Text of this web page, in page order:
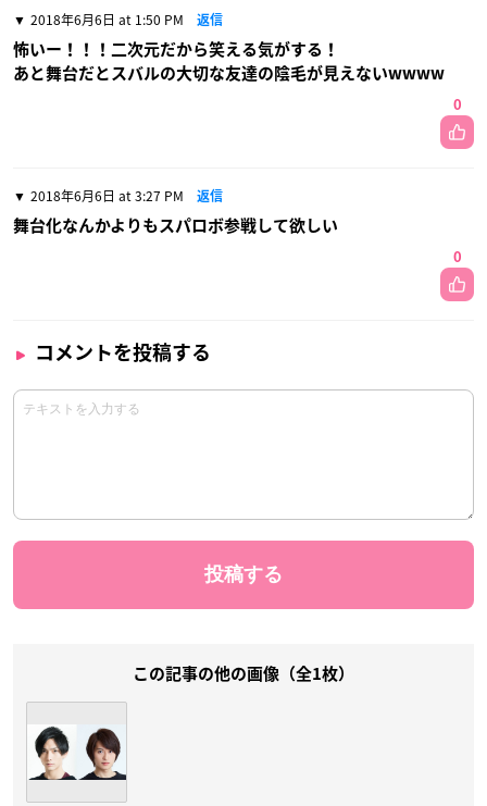
2018年6月6日 at 1:50 PM 返信
怖いー！！！二次元だから笑える気がする！
あと舞台だとスバルの大切な友達の陰毛が見えないwwww
0
2018年6月6日 at 3:27 PM 返信
舞台化なんかよりもスパロボ参戦して欲しい
0
コメントを投稿する
この記事の他の画像（全1枚）